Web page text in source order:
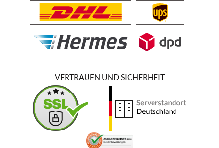
VERTRAUEN UND SICHERHEIT